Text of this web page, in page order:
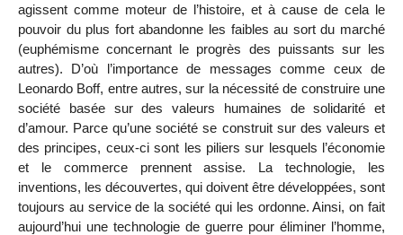
agissent comme moteur de l’histoire, et à cause de cela le
pouvoir du plus fort abandonne les faibles au sort du marché
(euphémisme concernant le progrès des puissants sur les
autres). D’où l’importance de messages comme ceux de
Leonardo Boff, entre autres, sur la nécessité de construire une
société basée sur des valeurs humaines de solidarité et
d’amour. Parce qu’une société se construit sur des valeurs et
des principes, ceux-ci sont les piliers sur lesquels l’économie
et le commerce prennent assise. La technologie, les
inventions, les découvertes, qui doivent être développées, sont
toujours au service de la société qui les ordonne. Ainsi, on fait
aujourd’hui une technologie de guerre pour éliminer l’homme,